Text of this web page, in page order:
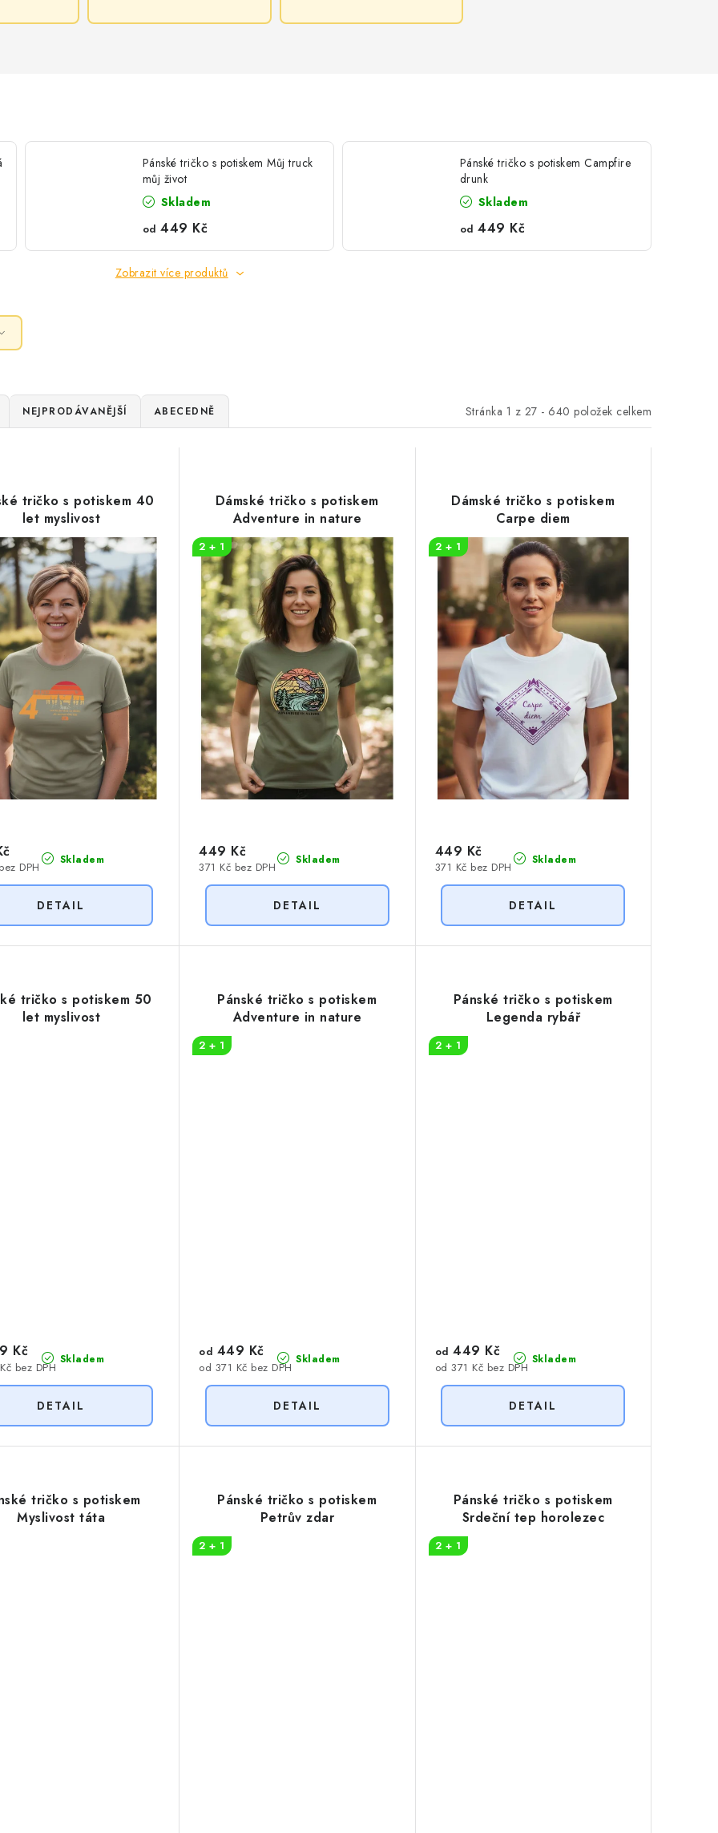
Pánské tričko s potiskem Můj truck
můj život
Skladem
od 449 Kč
Pánské tričko s potiskem Campfire
drunk
Skladem
od 449 Kč
Zobrazit více produktů
Stránka 1 z 27 - 640 položek celkem
NEJPRODÁVANĚJŠÍ ABECEDNĚ
tričko s potiskem 40
let myslivost
Skladem
DPH
Dámské tričko s potiskem
Adventure in nature
2 + 1
Skladem
371 Kč bez DPH
449 Kč
Dámské tričko s potiskem
Carpe diem
2 + 1
Skladem
371 Kč bez DPH
449 Kč
tričko s potiskem 50
let myslivost
Skladem
bez DPH
Kč
Pánské tričko s potiskem
Adventure in nature
2 + 1
Skladem
od 371 Kč bez DPH
od 449 Kč
Pánské tričko s potiskem
Legenda rybář
2 + 1
Skladem
od 371 Kč bez DPH
od 449 Kč
tričko s potiskem
Myslivost táta
Pánské tričko s potiskem
Petrův zdar
2 + 1
Pánské tričko s potiskem
Srdeční tep horolezec
2 + 1